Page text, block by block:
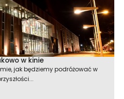
w kinie
jak będziemy podróżować w